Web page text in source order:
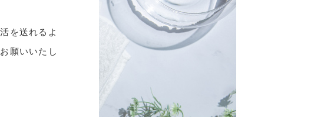
を送れるよ
願いいたし